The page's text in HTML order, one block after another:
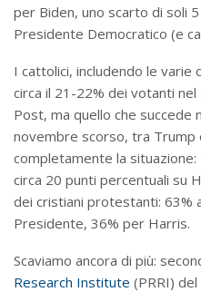
per Biden, uno scarto di soli
Presidente Democratico (e
I cattolici, includendo le varie
circa il 21-22% dei votanti nel
Post, ma quello che succede
novembre scorso, tra Trump
completamente la
circa 20 punti percentuali su
dei cristiani protestanti: 63%
Presidente, 36% per Harris.
Scaviamo ancora di più:
Research Institute (PRRI)